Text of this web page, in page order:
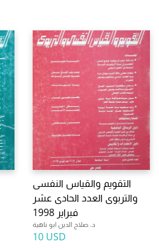
التقويم والقياس النفسى
والتربوى العدد الحادى عشر
فبراير 1998
د. صلاح الدين ابو ناهية
10 USD